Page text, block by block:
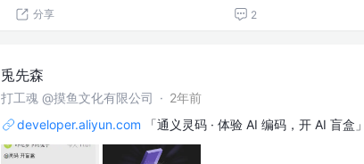
分享 2
兎先森
打工魂 @摸鱼文化有限公司 · 2年前
developer.aliyun.com 「通义灵码 · 体验 AI 编码，开 AI 盲盒」